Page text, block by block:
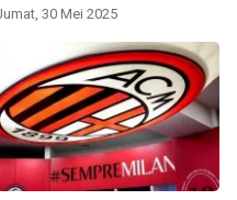
30 Mei 2025